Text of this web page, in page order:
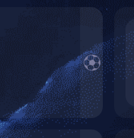
焚烧填埋